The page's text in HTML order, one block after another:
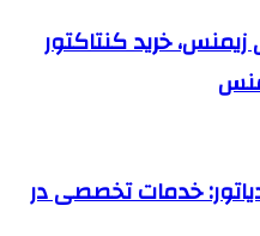
خرید کنتاکتور
خدمات تخصصی در